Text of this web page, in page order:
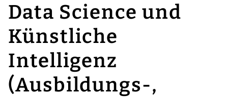
Data Science und
Künstliche
Intelligenz
(Ausbildungs-,